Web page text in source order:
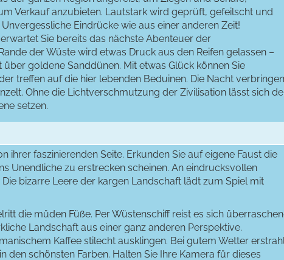
Verkauf anzubieten. Lautstark wird geprüft, gefeilscht und
Eindrücke wie aus einer anderen Zeit!
Sie bereits das nächste Abenteuer der
der Wüste wird etwas Druck aus den Reifen gelassen –
goldene Sanddünen. Mit etwas Glück können Sie
treffen auf die hier lebenden Beduinen. Die Nacht verbringen
Ohne die Lichtverschmutzung der Zivilisation lässt sich
setzen.
ihrer faszinierenden Seite. Erkunden Sie auf eigene Faust die
Unendliche zu erstrecken scheinen. An eindrucksvollen
bizarre Leere der kargen Landschaft lädt zum Spiel mit
die müden Füße. Per Wüstenschiff reist es sich
Landschaft aus einer ganz anderen Perspektive.
Kaffee stilecht ausklingen. Bei gutem Wetter
den schönsten Farben. Halten Sie Ihre Kamera für dieses